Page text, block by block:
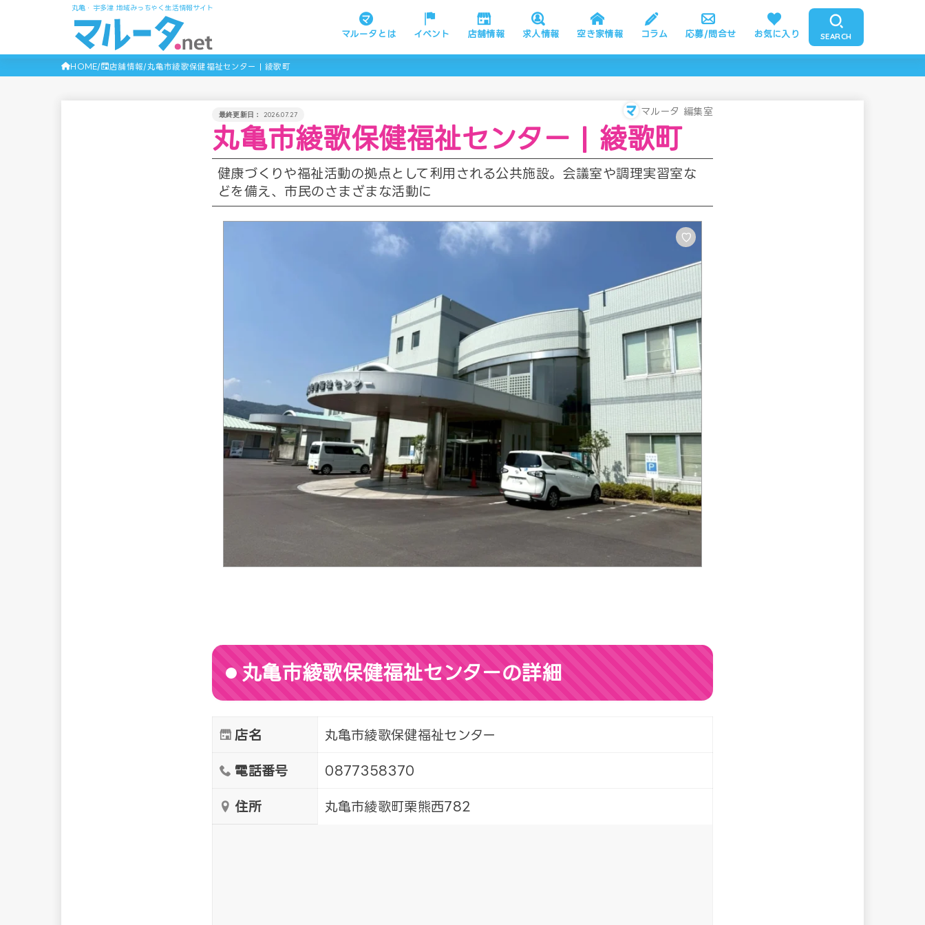
丸亀・宇多津 地域みっちゃく生活情報サイト
マルータとは イベント 店舗情報 求人情報 空き家情報 コラム 応募/問合せ お気に入り SEARCH
HOME 店舗情報 丸亀市綾歌保健福祉センター | 綾歌町
2026.07.27 マルータ 編集室
丸亀市綾歌保健福祉センター | 綾歌町
健康づくりや福祉活動の拠点として利用される公共施設。会議室や調理実習室な
どを備え、市民のさまざまな活動に
♡
丸亀市綾歌保健福祉センターの詳細
店名 丸亀市綾歌保健福祉センター
電話番号 0877358370
住所 丸亀市綾歌町栗熊西782